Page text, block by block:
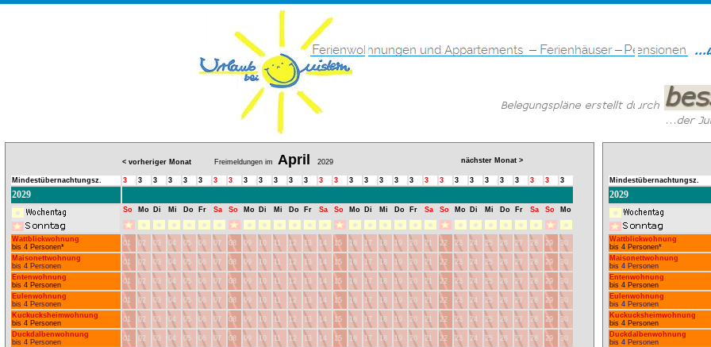
< vorheriger Monat Freimeldungen im April 2029 nächster Monat >
Mindestübernachtungsz. 3 3 3 3 3 3 3 3 3 3 3 3 3 3 3 3 3 3 3 3 3 3 3 3 3 3 3 3 3 3
2029
So Mo Di Mi Do Fr Sa So Mo Di Mi Do Fr Sa So Mo Di Mi Do Fr Sa So Mo Di Mi Do Fr Sa So Mo
Wattblickwohnung
bis 4 Personen*
01 02 03 04 05 06 07 08 09 10 11 12 13 14 15 16 17 18 19 20 21 22 23 24 25 26 27 28 29
30
Maisonettwohnung
bis 4 Personen
01 02 03 04 05 06 07 08 09 10 11 12 13 14 15 16 17 18 19 20 21 22 23 24 25 26 27 28 29
30
Entenwohnung
bis 4 Personen
01 02 03 04 05 06 07 08 09 10 11 12 13 14 15 16 17 18 19 20 21 22 23 24 25 26 27 28 29
30
Eulenwohnung
bis 4 Personen
01 02 03 04 05 06 07 08 09 10 11 12 13 14 15 16 17 18 19 20 21 22 23 24 25 26 27 28 29
30
Kuckucksheimwohnung
bis 4 Personen
01 02 03 04 05 06 07 08 09 10 11 12 13 14 15 16 17 18 19 20 21 22 23 24 25 26 27 28 29
30
Duckdalbenwohnung
bis 4 Personen
01 02 03 04 05 06 07 08 09 10 11 12 13 14 15 16 17 18 19 20 21 22 23 24 25 26 27 28 29 30
Mindestübernachtungsz.
2029
Wattblickwohnung
bis 4 Personen*
Maisonettwohnung
bis 4 Personen
Entenwohnung
bis 4 Personen
Eulenwohnung
bis 4 Personen
Kuckucksheimwohnung
bis 4 Personen
Duckdalbenwohnung
bis 4 Personen